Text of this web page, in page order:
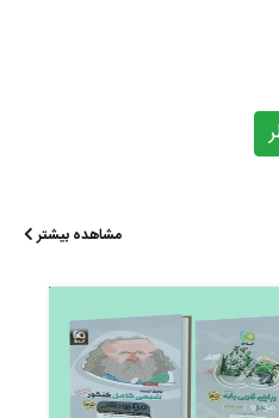
مشاهده بیشتر